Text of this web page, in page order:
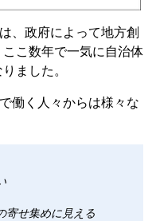
、政府によって地方創
こ数年で一気に自治体
ました。
働く人々からは様々な
寄せ集めに見える